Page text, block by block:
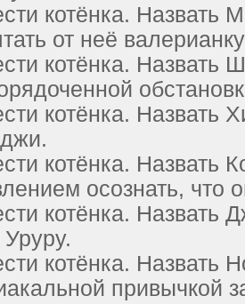
котёнка. Назвать
от неё
котёнка.
котёнка. Назвать
котёнка. Назвать
осознать, что
котёнка. Назвать
Уруру.
котёнка. Назвать
привычкой